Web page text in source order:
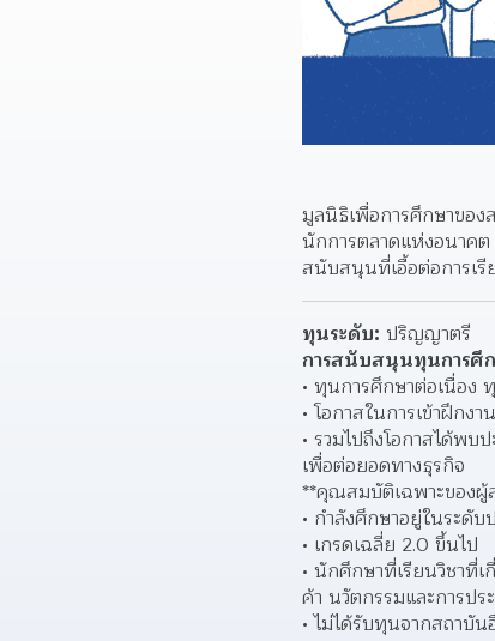
มูลนิธิเพื่อการศึกษาขอ
นักการตลาดแห่งอนาคต
สนับสนุนที่เอื้อต่อการเ
ทุนระดับ: ปริญญาตรี
การสนับสนุนทุนการศึ
ทุนการศึกษาต่อเนื่อง
โอกาสในการเข้าฝึกง
รวมไปถึงโอกาสได้พบ
เพื่อต่อยอดทางธุรกิจ
**คุณสมบัติเฉพาะของผู้
กำลังศึกษาอยู่ในระดั
เกรดเฉลี่ย 2.0 ขึ้นไป
นักศึกษาที่เรียนวิชาที่เ
ค้า นวัตกรรมและการป
ไม่ได้รับทุนจากสถาบั